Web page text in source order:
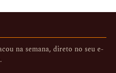
na semana, direto no seu e-